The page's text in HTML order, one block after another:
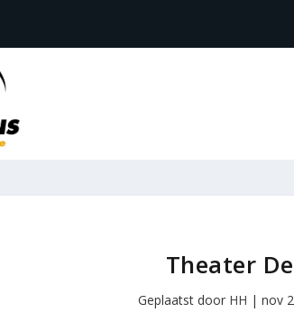
Theater
Geplaatst door HH | nov